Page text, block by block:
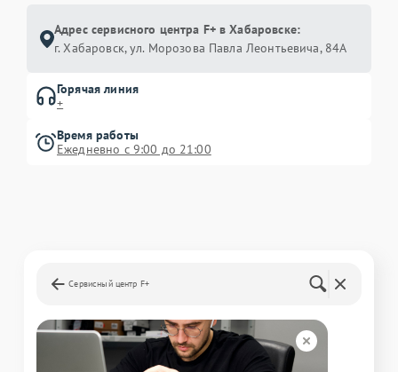
Адрес сервисного центра F+ в Хабаровске:
г. Хабаровск, ул. Морозова Павла Леонтьевича, 84А
Горячая линия
+
Время работы
Ежедневно с 9:00 до 21:00
Сервисный центр F+